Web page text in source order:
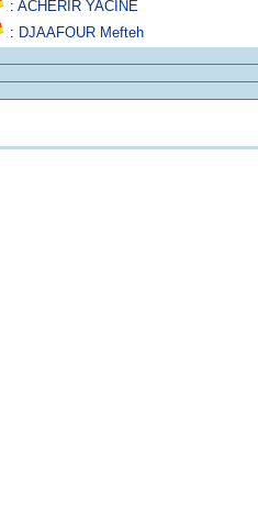
: ACHERIR YACINE
: DJAAFOUR Mefteh